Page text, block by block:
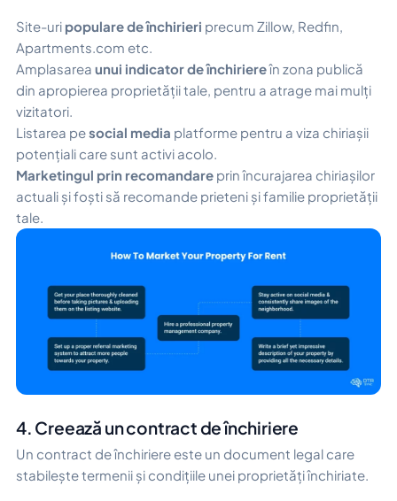
Site-uri populare de închirieri precum Zillow, Redfin,
Apartments.com etc.
Amplasarea unui indicator de închiriereîn zona publică
din apropierea proprietății tale, pentru a atrage mai mulți
vizitatori.
Listarea pesocial media platforme pentru a viza chiriașii
potențiali care sunt activi acolo.
Marketingul prin recomandare prin încurajarea chiriașilor
actuali și foști să recomande prieteni și familie proprietății
tale.
4. Creează un contract de închiriere
Un contract de închiriere este un document legal care
stabilește termenii și condițiile unei proprietăți închiriate.